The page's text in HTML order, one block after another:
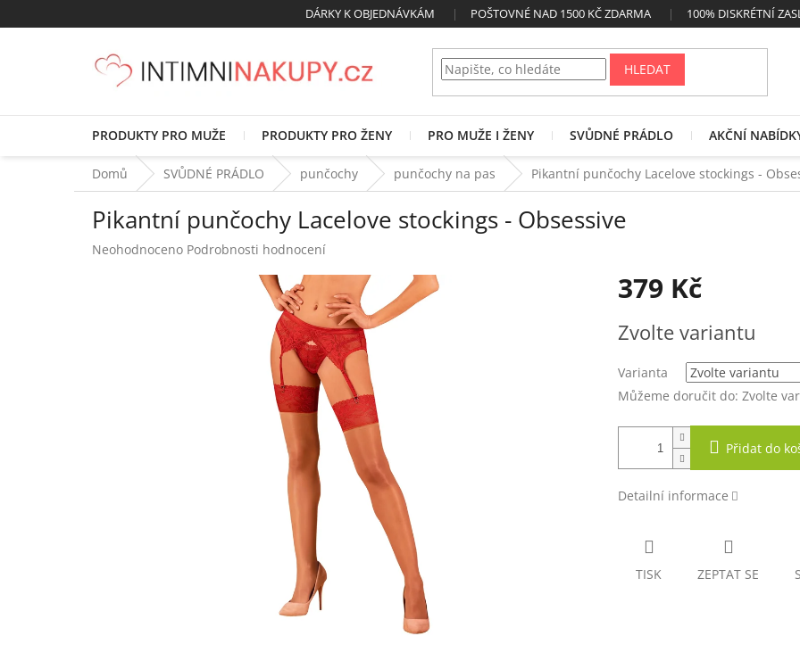
na
DÁRKY K OBJEDNÁVKÁM POŠTOVNÉ NAD 1500 KČ ZDARMA 100% DISKRÉTNÍ
HLEDAT
PRODUKTY PRO MUŽE PRODUKTY PRO ŽENY PRO MUŽE I ŽENY SVŮDNÉ PRÁDLO AKČNÍ
Domů SVŮDNÉ PRÁDLO punčochy punčochy na pas Pikantní punčochy Lacelove stockings -
Pikantní punčochy Lacelove stockings - Obsessive
Průměrné
Neohodnoceno Podrobnosti hodnocení
379 Kč
cena:
Zvolte variantu
Varianta
Můžeme doručit do: Zvolte
Přidat do
Detailní informace
TISK ZEPTAT SE